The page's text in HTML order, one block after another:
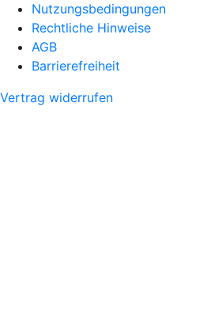
Nutzungsbedingungen
Rechtliche Hinweise
AGB
Barrierefreiheit
Vertrag widerrufen